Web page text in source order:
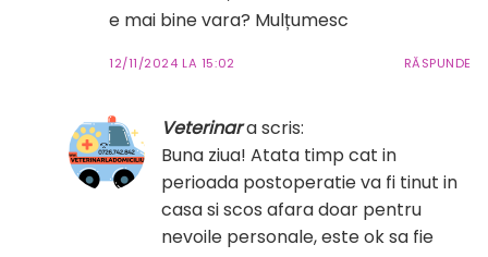
e mai bine vara? Mulțumesc
12/11/2024 LA 15:02 RĂSPUNDE
Veterinara scris:
Buna ziua! Atata timp cat in
perioada postoperatie va fi tinut in
casa si scos afara doar pentru
nevoile personale, este ok sa fie